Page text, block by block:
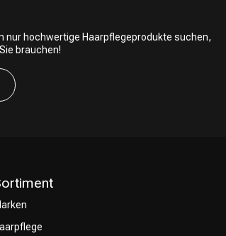
nur hochwertige Haarpflegeprodukte suchen,
brauchen!